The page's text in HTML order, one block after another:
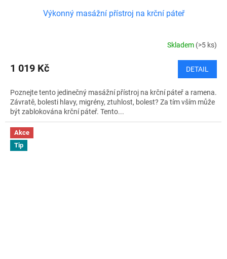
Výkonný masážní přístroj na krční páteř
Skladem (>5 ks)
1 019 Kč DETAIL
Poznejte tento jedinečný masážní přístroj na krční páteř a ramena.
Závratě, bolesti hlavy, migrény, ztuhlost, bolest? Za tím vším může
být zablokována krční páteř. Tento...
Akce
Tip